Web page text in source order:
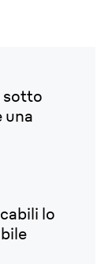
sotto
una
lo